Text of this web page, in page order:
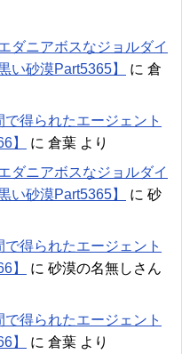
ダニアボスなジョルダイ
い砂漠Part5365】
に 倉
得られたエージェント
】
に 倉葉 より
ダニアボスなジョルダイ
い砂漠Part5365】
に 砂
得られたエージェント
】
に 砂漠の名無しさん
得られたエージェント
】
に 倉葉 より